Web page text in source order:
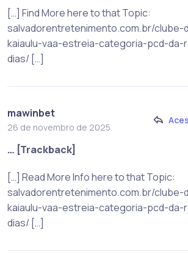
[…] Find More here to that Topic:
salvadorentretenimento.com.br/clube-
kaiaulu-vaa-estreia-categoria-pcd-da-
dias/ […]
mawinbet
26 de novembro de 2025
… [Trackback]
[…] Read More Info here to that Topic:
salvadorentretenimento.com.br/clube-
kaiaulu-vaa-estreia-categoria-pcd-da-
dias/ […]